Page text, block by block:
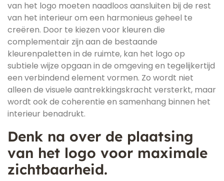
van het logo moeten naadloos aansluiten bij de rest
van het interieur om een harmonieus geheel te
creëren. Door te kiezen voor kleuren die
complementair zijn aan de bestaande
kleurenpaletten in de ruimte, kan het logo op
subtiele wijze opgaan in de omgeving en tegelijkertijd
een verbindend element vormen. Zo wordt niet
alleen de visuele aantrekkingskracht versterkt, maar
wordt ook de coherentie en samenhang binnen het
interieur benadrukt.
Denk na over de plaatsing
van het logo voor maximale
zichtbaarheid.